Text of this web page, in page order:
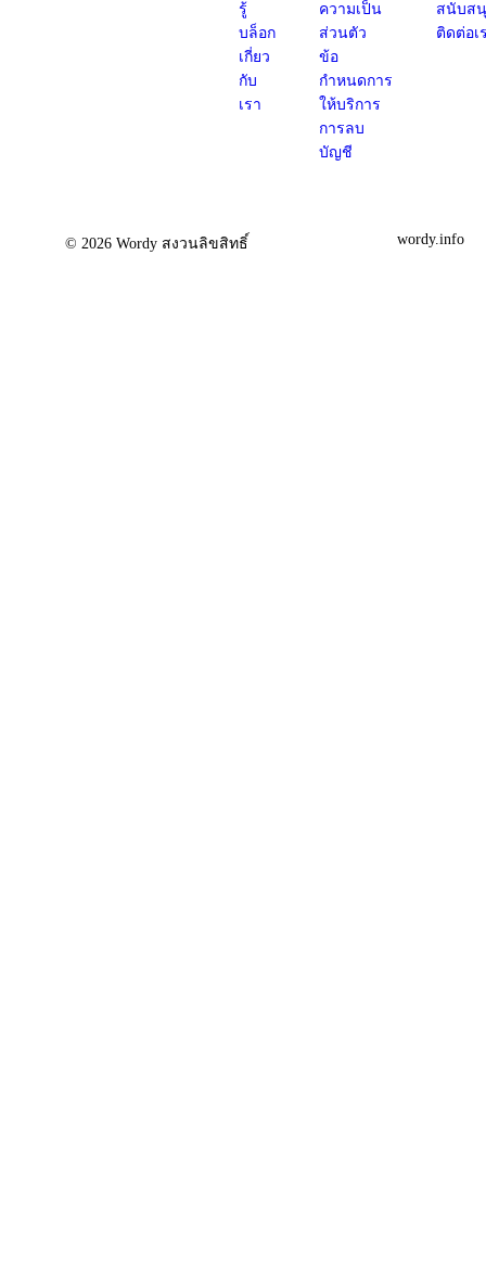
รู้
บล็อก
เกี่ยว
กับ
เรา
ความเป็น
ส่วนตัว
ข้อ
กำหนดการ
ให้บริการ
การลบ
บัญชี
สนับส
ติดต่อเ
© 2026 Wordy สงวนลิขสิทธิ์ wordy.info